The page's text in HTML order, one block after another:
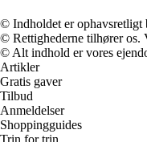
© Indholdet er ophavsretligt
© Rettighederne tilhører os.
© Alt indhold er vores
Artikler
Gratis gaver
Tilbud
Anmeldelser
Shoppingguides
Trin for trin